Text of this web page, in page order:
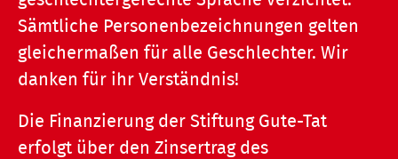
Sämtliche Personenbezeichnungen gelten
gleichermaßen für alle Geschlechter. Wir
danken für ihr Verständnis!
Die Finanzierung der Stiftung Gute-Tat
erfolgt über den Zinsertrag des